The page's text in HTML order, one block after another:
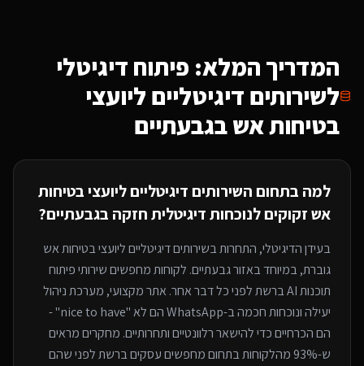
המדריך המלא: פיתוח דיגיטלי
לשירותים דיגיטליים ליועצי
בטיחות אשבגבעתיים
למה בתחום השירותים דיגיטליים ליועצי בטיחות
אשזקוקים לנוכחות דיגיטלית חזקה בגבעתיים?
בעידן הדיגיטלי, התחרות בשירותים דיגיטליים ליועצי בטיחות אש
גוברת, במיוחדבאזור גבעתיים. לקוחות מחפשים שירותיפיתוח
תוכנות AI
ברשת לפני כל דבר אחר. אתר מקצועי, מערכת ניהול
יעילה ונוכחות חכמה ב-WhatsApp הם לא "nice to have" -
הם הכרחיים כדי להישאר רלוונטיים ותחרותיים. מחקרים מראים
ש-93% מהלקוחות בתחום מחפשים עסקים ברשת לפני שהם